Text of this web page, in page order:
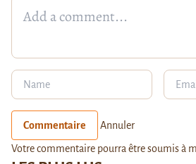
Commentaire Annuler
Votre commentaire pourra être soumis à